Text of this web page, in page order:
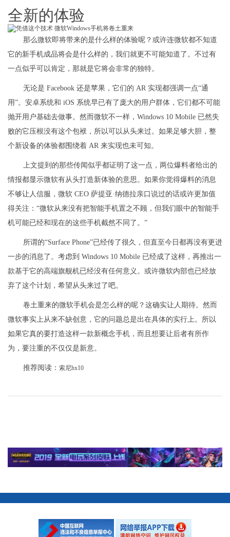
全新的体验
那么微软即将带来的是什么样的体验呢？或许连微软都不知道
它的新手机成品将会是什么样的，我们就更不可能知道了。不过有
一点似乎可以肯定，那就是它将会非常的独特。
无论是 Facebook 还是苹果，它们的 AR 实现都强调一点“通
用”。安卓系统和 iOS 系统早已有了庞大的用户群体，它们都不可能
抛开用户基础去做事。然而微软不一样，Windows 10 Mobile 已然失
败的它压根没有这个包袱，所以可以从头来过。如果足够大胆，整
个新设备的体验都围绕着 AR 来实现也未可知。
上文提到的那些传闻似乎都证明了这一点，两位爆料者给出的
情报都显示微软有从头打造新体验的意思。如果你觉得爆料的消息
不够让人信服，微软 CEO 萨提亚·纳德拉亲口说过的话或许更加值
得关注：“微软从来没有把智能手机置之不顾，但我们眼中的智能手
机可能已经和现在的这些手机截然不同了。”
所谓的“Surface Phone”已经传了很久，但直至今日都再没有更进
一步的消息了。考虑到 Windows 10 Mobile 已经成了这样，再推出一
款基于它的高端旗舰机已经没有任何意义。或许微软内部也已经放
弃了这个计划，希望从头来过了吧。
卷土重来的微软手机会是怎么样的呢？这确实让人期待。然而
微软事实上从来不缺创意，它的问题总是出在具体的实行上。所以
如果它真的要打造这样一款新概念手机，而且想要让后者有所作
为，要注重的不仅仅是新意。
推荐阅读： 索尼hx10